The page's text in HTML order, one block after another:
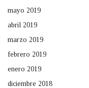
mayo 2019
abril 2019
marzo 2019
febrero 2019
enero 2019
diciembre 2018